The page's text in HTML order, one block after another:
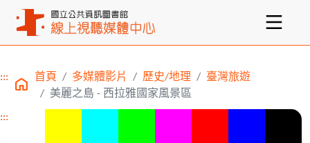
主要內容區塊
::: 首頁 多媒體影片 歷史/地理
臺灣旅遊
美麗之島 - 西拉雅國家風景區
:::